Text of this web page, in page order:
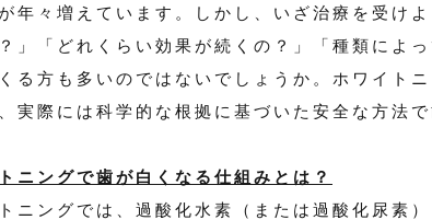
年々増えています。しかし、いざ治療を受け
」「どれくらい効果が続くの？」「種類によ
る方も多いのではないでしょうか。ホワイト
実際には科学的な根拠に基づいた安全な方法
ニングで歯が白くなる仕組みとは？
ニングでは、過酸化水素（または過酸化尿素